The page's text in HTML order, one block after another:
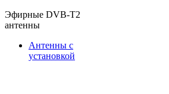
Эфирные DVB-T2
антенны
Антенны с
установкой